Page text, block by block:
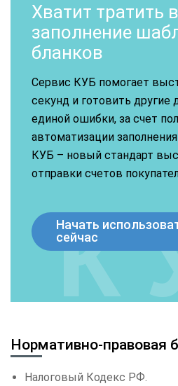
Хватит тратить
заполнение
бланков
Сервис КУБ помогает
секунд и готовить другие
единой ошибки, за счет
автоматизации
КУБ – новый стандарт
отправки счетов
Начать
сейчас
Нормативно-правовая
Налоговый Кодекс РФ.